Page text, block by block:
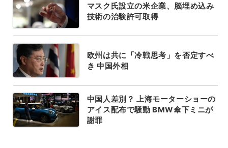
マスク氏設立の米企業、脳埋め込み
技術の治験許可取得
欧州は共に「冷戦思考」を否定すべ
き 中国外相
中国人差別？ 上海モーターショーの
アイス配布で騒動 BMW傘下ミニが
謝罪